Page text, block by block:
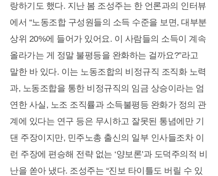
랑하기도 했다. 지난 봄 조성주는 한 언론과의 인터뷰
에서 “노동조합 구성원들의 소득 수준을 보면, 대부분
상위 20%에 들어가 있어요. 이 사람들의 소득이 계속
올라가는 게 정말 불평등을 완화하는 걸까요?”라고
말한 바 있다. 이는 노동조합의 비정규직 조직화 노력
과, 노동조합을 통한 비정규직의 임금 상승이라는 엄
연한 사실, 노조 조직률과 소득불평등 완화가 정의 관
계에 있다는 연구 등은 무시하고 잘못된 통념에만 기
댄 주장이지만, 민주노총 출신의 일부 인사들조차 이
런 주장에 편승해 전략 없는 ‘양보론’과 도덕주의적 비
난을 쏟아 냈다. 조성주는 “진보 타이틀도 버릴 수 있